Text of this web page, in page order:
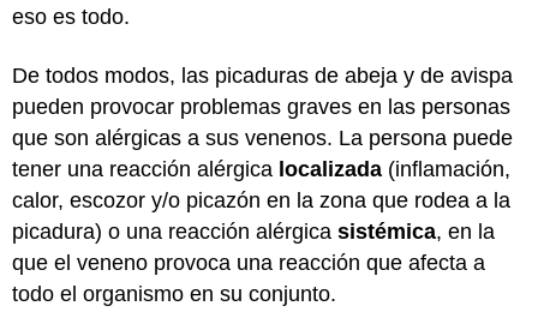
eso es todo.
De todos modos, las picaduras de abeja y de avispa
pueden provocar problemas graves en las personas
que son alérgicas a sus venenos. La persona puede
tener una reacción alérgica localizada (inflamación,
calor, escozor y/o picazón en la zona que rodea a la
picadura) o una reacción alérgica sistémica, en la
que el veneno provoca una reacción que afecta a
todo el organismo en su conjunto.